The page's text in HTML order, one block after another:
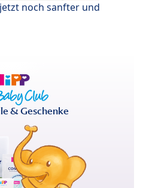
noch sanfter und
& Geschenke